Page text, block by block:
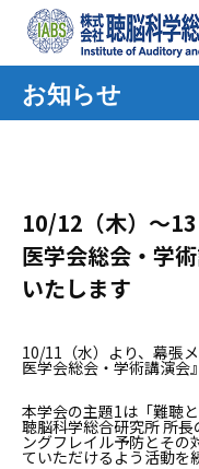
お知らせ
10/12（木）〜
医学会総会・学
いたします
10/11（水）より、幕張
医学会総会・学術講演会
本学会の主題1は「難聴
聴脳科学総合研究所 所
ングフレイル予防とその
ていただけるよう活動を